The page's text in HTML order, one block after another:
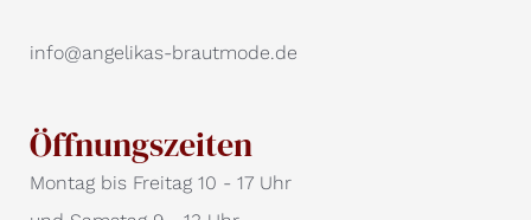
info@angelikas-brautmode.de
Öffnungszeiten
Montag bis Freitag 10 - 17 Uhr